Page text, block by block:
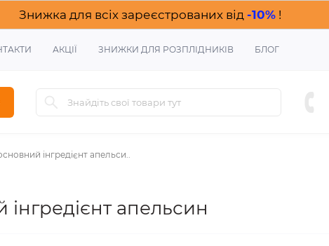
Знижка для всіх зареєстрованих від -10%!
АКЦІЇ ЗНИЖКИ ДЛЯ РОЗПЛІДНИКІВ БЛОГ
інгредієнт апельси..
апельсин